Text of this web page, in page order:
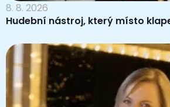
8. 8. 2026
Hudební nástroj, který místo